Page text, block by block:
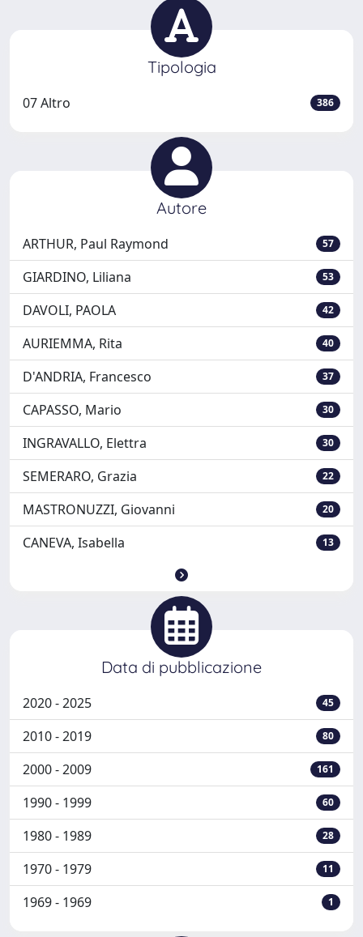
Tipologia
07 Altro 386
Autore
ARTHUR, Paul Raymond 57
GIARDINO, Liliana 53
DAVOLI, PAOLA 42
AURIEMMA, Rita 40
D'ANDRIA, Francesco 37
CAPASSO, Mario 30
INGRAVALLO, Elettra 30
SEMERARO, Grazia 22
MASTRONUZZI, Giovanni 20
CANEVA, Isabella 13
Data di pubblicazione
2020 - 2025 45
2010 - 2019 80
2000 - 2009 161
1990 - 1999 60
1980 - 1989 28
1970 - 1979 11
1969 - 1969 1